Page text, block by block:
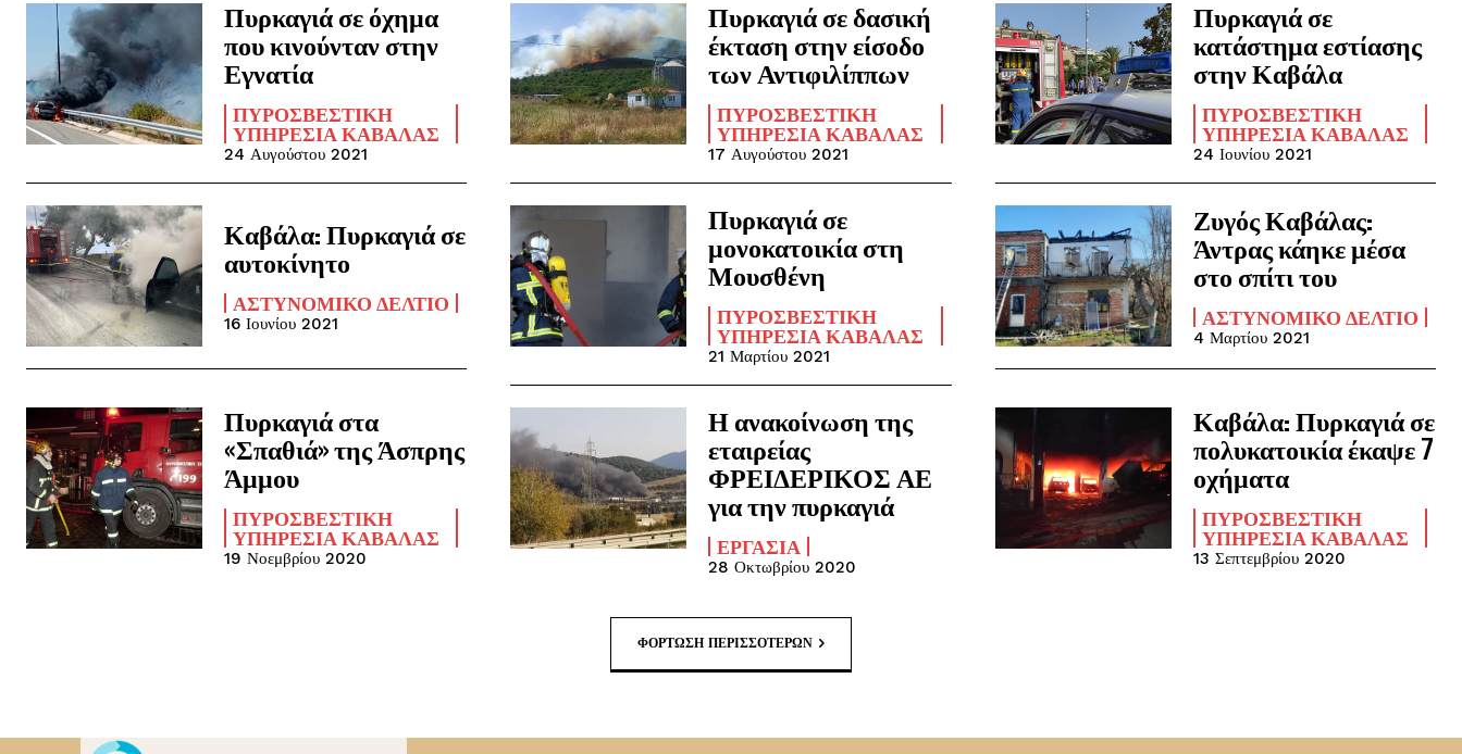
Πυρκαγιά σε όχημα
που κινούνταν στην
Εγνατία
ΠΥΡΟΣΒΕΣΤΙΚΉ
ΥΠΗΡΕΣΊΑ ΚΑΒΆΛΑΣ
24 Αυγούστου 2021
Πυρκαγιά σε δασική
έκταση στην είσοδο
των Αντιφιλίππων
ΠΥΡΟΣΒΕΣΤΙΚΉ
ΥΠΗΡΕΣΊΑ ΚΑΒΆΛΑΣ
17 Αυγούστου 2021
Πυρκαγιά σε
κατάστημα εστίασης
στην Καβάλα
ΠΥΡΟΣΒΕΣΤΙΚΉ
ΥΠΗΡΕΣΊΑ ΚΑΒΆΛΑΣ
24 Ιουνίου 2021
Καβάλα: Πυρκαγιά σε
αυτοκίνητο
ΑΣΤΥΝΟΜΙΚΌ ΔΕΛΤΊΟ
16 Ιουνίου 2021
Πυρκαγιά σε
μονοκατοικία στη
Μουσθένη
ΠΥΡΟΣΒΕΣΤΙΚΉ
ΥΠΗΡΕΣΊΑ ΚΑΒΆΛΑΣ
21 Μαρτίου 2021
Ζυγός Καβάλας:
Άντρας κάηκε μέσα
στο σπίτι του
ΑΣΤΥΝΟΜΙΚΌ ΔΕΛΤΊΟ
4 Μαρτίου 2021
Πυρκαγιά στα
«Σπαθιά» της Άσπρης
Άμμου
ΠΥΡΟΣΒΕΣΤΙΚΉ
ΥΠΗΡΕΣΊΑ ΚΑΒΆΛΑΣ
19 Νοεμβρίου 2020
Η ανακοίνωση της
εταιρείας
ΦΡΕΙΔΕΡΙΚΟΣ ΑΕ
για την πυρκαγιά
ΕΡΓΑΣΊΑ
28 Οκτωβρίου 2020
Καβάλα: Πυρκαγιά σε
πολυκατοικία έκαψε 7
οχήματα
ΠΥΡΟΣΒΕΣΤΙΚΉ
ΥΠΗΡΕΣΊΑ ΚΑΒΆΛΑΣ
13 Σεπτεμβρίου 2020
ΦΌΡΤΩΣΗ ΠΕΡΙΣΣΟΤΈΡΩΝ